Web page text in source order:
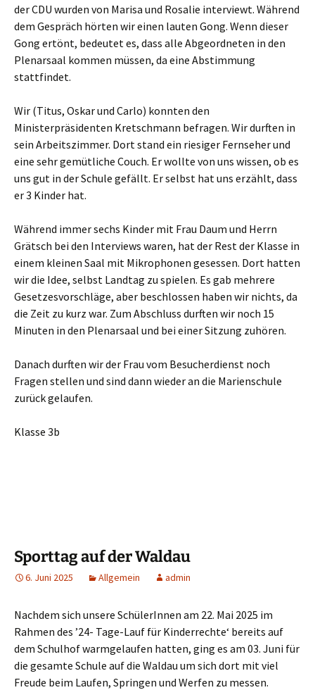
der CDU wurden von Marisa und Rosalie interviewt. Während
dem Gespräch hörten wir einen lauten Gong. Wenn dieser
Gong ertönt, bedeutet es, dass alle Abgeordneten in den
Plenarsaal kommen müssen, da eine Abstimmung
stattfindet.
Wir (Titus, Oskar und Carlo) konnten den
Ministerpräsidenten Kretschmann befragen. Wir durften in
sein Arbeitszimmer. Dort stand ein riesiger Fernseher und
eine sehr gemütliche Couch. Er wollte von uns wissen, ob es
uns gut in der Schule gefällt. Er selbst hat uns erzählt, dass
er 3 Kinder hat.
Während immer sechs Kinder mit Frau Daum und Herrn
Grätsch bei den Interviews waren, hat der Rest der Klasse in
einem kleinen Saal mit Mikrophonen gesessen. Dort hatten
wir die Idee, selbst Landtag zu spielen. Es gab mehrere
Gesetzesvorschläge, aber beschlossen haben wir nichts, da
die Zeit zu kurz war. Zum Abschluss durften wir noch 15
Minuten in den Plenarsaal und bei einer Sitzung zuhören.
Danach durften wir der Frau vom Besucherdienst noch
Fragen stellen und sind dann wieder an die Marienschule
zurück gelaufen.
Klasse 3b
Sporttag auf der Waldau
6. Juni 2025 Allgemein admin
Nachdem sich unsere SchülerInnen am 22. Mai 2025 im
Rahmen des ’24- Tage-Lauf für Kinderrechte‘ bereits auf
dem Schulhof warmgelaufen hatten, ging es am 03. Juni für
die gesamte Schule auf die Waldau um sich dort mit viel
Freude beim Laufen, Springen und Werfen zu messen.